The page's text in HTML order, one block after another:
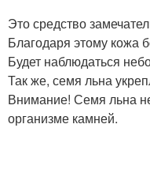
Это средство
Благодаря этому кожа
Будет наблюдаться
Так же, семя льна
Внимание! Семя льна
организме камней.